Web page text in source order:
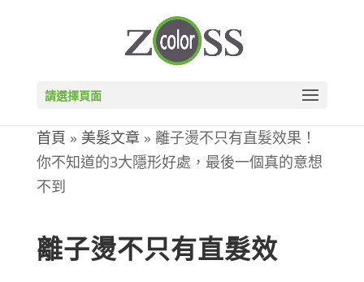
請選擇頁面
首頁 » 美髮文章 » 離子燙不只有直髮效果！
你不知道的3大隱形好處，最後一個真的意想
不到
離子燙不只有直髮效